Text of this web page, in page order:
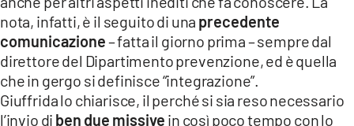
nota, infatti, è il seguito di una precedente
comunicazione– fatta il giorno prima – sempre dal
direttore del Dipartimento prevenzione, ed è quella
che in gergo si definisce “integrazione”.
Giuffrida lo chiarisce, il perché si sia reso necessario
l’invio di ben due missive in così poco tempo con lo